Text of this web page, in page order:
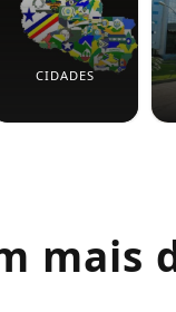
CIDADES
mais